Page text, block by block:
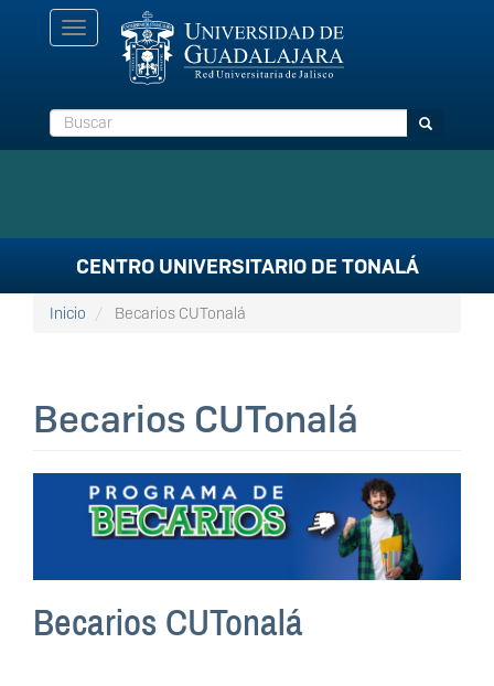
Toggle
navigation
Buscar Buscar
CENTRO UNIVERSITARIO DE TONALÁ
Inicio Becarios CUTonalá
Becarios CUTonalá
Becarios CUTonalá